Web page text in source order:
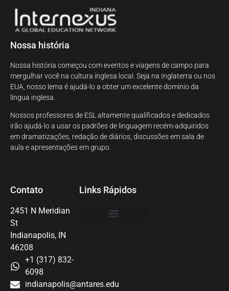
Nossa história
Nossa história começou com eventos e viagens de campo para
mergulhar você na cultura inglesa local. Seja na Inglaterra ou nos
EUA, nosso lema é ajudá-lo a obter um excelente domínio da
língua inglesa.
Nossos professores de ESL altamente qualificados e dedicados
irão ajudá-lo a usar os padrões de linguagem recém-adquiridos
em dramatizações, redação de diários, discussões em sala de
aula e apresentações em grupo.
Contato
2451 N Meridian
St
Indianapolis, IN
46208
+1 (317) 832-
6098
indianapolis@antares.edu
Links Rápidos